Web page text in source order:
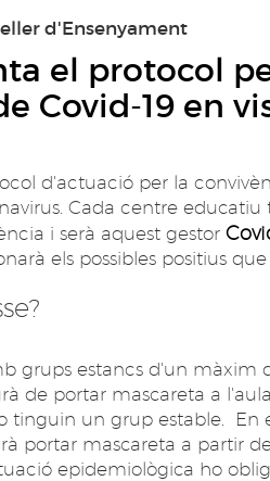
d'Ensenyament
el protocol
Covid-19 en
d'actuació per la
Cada centre
i serà aquest gestor
els possibles positius
grups estancs d'un màxim
de portar mascareta a
tinguin un grup estable. En
portar mascareta a partir
epidemiològica ho